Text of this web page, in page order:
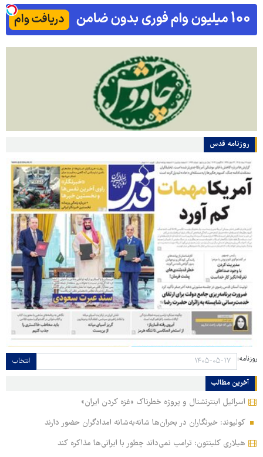
روزنامه قدس
روزنامه: انتخاب
آخرین مطالب
اسرائیل اینترنشنال و پروژه خطرناک «غزه کردن ایران»
کولیوند: خبرنگاران در بحران‌ها شانه‌به‌شانه امدادگران حضور دارند
هیلاری کلینتون: ترامپ نمی‌داند چطور با ایرانی‌ها مذاکره کند